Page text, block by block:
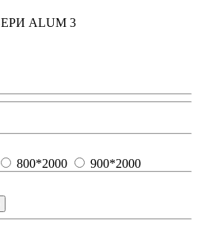
ALUM 3
800*2000 900*2000